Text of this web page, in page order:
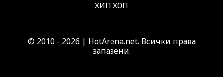
ХИП ХОП
© 2010 - 2026 | HotArena.net. Всички права
запазени.